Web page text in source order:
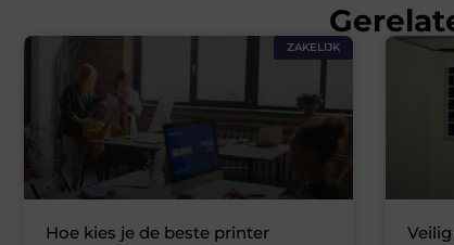
ZAKELIJK
Hoe kies je de beste printer